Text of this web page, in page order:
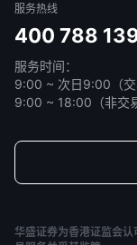
服务热线
400 788
服务时间：
9:00 ~ 次日9:00（交
9:00 ~ 18:00（非交
华盛证券为香港证监会